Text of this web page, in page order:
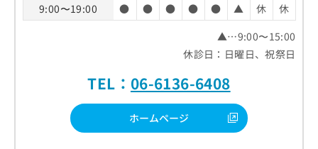
9:00〜19:00
● ● ● ● ● ▲ 休
休
▲…9:00〜15:00
休診日：日曜日、祝祭日
TEL： 06-6136-6408
ホームページ